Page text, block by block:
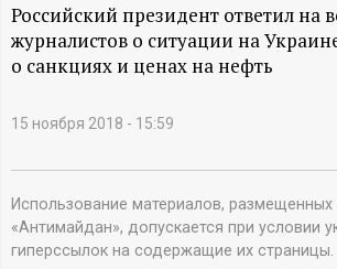
Н
-
и
н
ф
Российский президент ответил на
журналистов о ситуации на
о санкциях и ценах на нефть
15 ноября 2018 - 15:59
Использование материалов,
«Антимайдан», допускается при условии
гиперссылок на содержащие их страницы.